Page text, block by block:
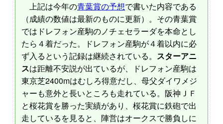
上記は今年の青葉賞の予想で書いた内容である
（成績の数値は最新のものに更新）。その青葉賞
ではドレフォン産駒のノチェセラーダを本命とし
たら４着だった。ドレフォン産駒が４着以内に必
ず入るという記録は継続されている。 スターアニ
スは距離不安説が出ているが、ドレフォン産駒は
東京芝2400mはむしろ得意だし、母父ダイワメジ
ャーも意外と長いところも走れている。阪神ＪＦ
と桜花賞を勝った実績があり、桜花賞に鉄砲で出
走しているを見ると、陣営はオークスで勝負しに